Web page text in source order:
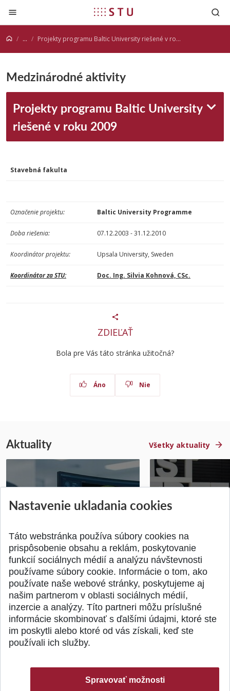
Prejsť na obsah
... Projekty programu Baltic University riešené v roku 2009
Medzinárodné aktivity
Projekty programu Baltic University
riešené v roku 2009
Stavebná fakulta
Označenie projektu: Baltic University Programme
Doba riešenia: 07.12.2003 - 31.12.2010
Koordinátor projektu: Upsala University, Sweden
Koordinátor za STU: Doc. Ing. Silvia Kohnová, CSc.
ZDIEĽAŤ
Bola pre Vás táto stránka užitočná?
Áno Nie
Aktuality Všetky aktuality
Europe na posilnenie
Študentský tím z
jediný zastupoval
SPÄŤ NA VRCH
Nastavenie ukladania cookies
Táto webstránka používa súbory cookies na
prispôsobenie obsahu a reklám, poskytovanie
funkcií sociálnych médií a analýzu návštevnosti
používame súbory cookie. Informácie o tom, ako
používate naše webové stránky, poskytujeme aj
našim partnerom v oblasti sociálnych médií,
inzercie a analýzy. Títo partneri môžu príslušné
informácie skombinovať s ďalšími údajmi, ktoré ste
im poskytli alebo ktoré od vás získali, keď ste
používali ich služby.
Spravovať možnosti